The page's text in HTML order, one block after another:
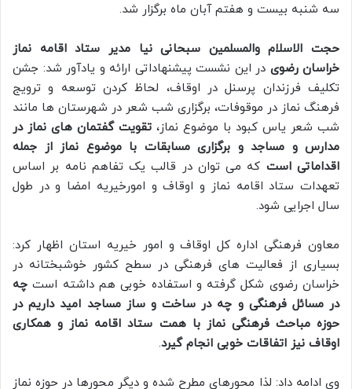
سه شنبه بیست و هفتم آبان ماه برگزار شد.
حجت الاسلام والمسلمین سبحانی نیا مدیر ستاد اقامه نماز
خراسان رضوی در این نشست پیشنهاداتی ارائه و یادآور شد: جشن
تکلیف فرزندان پرسنل در اوقاف، لحاظ کردن توسعه و ترویج
فرهنگ نماز در موقوفات، برگزاری شب شعر در شهرستان ها مانند
شب شعر یاس کبود با موضوع نماز، تقویت گفتمان های نماز در
مدارس و مساجد و برگزاری مسابقات با موضوع نماز از جمله
اقداماتی است که می توان در قالب یک تفاهم نامه بر اساس
تعهدات ستاد اقامه نماز و اوقاف و امورخیریه امضا و در طول
سال اجرایی شود.
معاون فرهنگی اداره کل اوقاف و امور خیریه استان اظهار کرد:
بسیاری از فعالیت های فرهنگی در سطح کشور خوشبختانه در
خراسان رضوی شکل گرفته و استفاده خوبی هم داشته استچه
در مسائل فرهنگی و چه در ساخت و ساز مساجد امید داریم در
حوزه مباحث فرهنگی نماز با همت ستاد اقامه نماز و همکاری
اوقاف نیز اتفاقات خوبی انجام گیرد.
وی ادامه داد: لذا محورهای مطرح شده و دیگر محورها در حوزه نماز